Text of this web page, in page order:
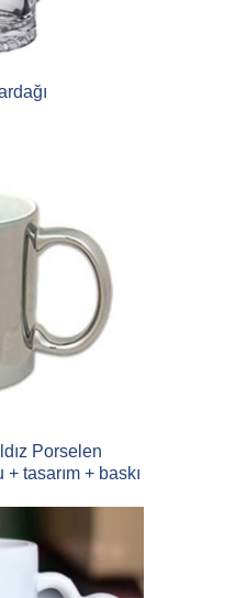
Porselen
tasarım + baskı